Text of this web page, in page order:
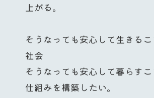
上がる。
そうなっても安心して生きる
社会
そうなっても安心して暮らす
仕組みを構築したい。